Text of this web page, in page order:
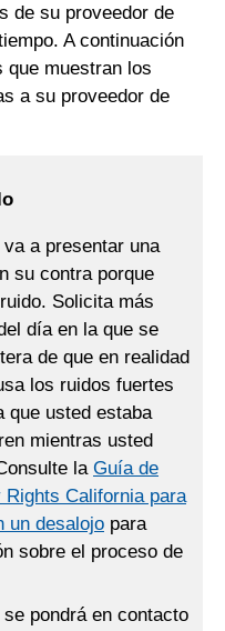
de su proveedor de
A continuación
que muestran los
a su proveedor de
a presentar una
su contra porque
Solicita más
día en la que se
de que en realidad
los ruidos fuertes
que usted estaba
mientras usted
la Guía de
California para
un desalojo para
sobre el proceso de
pondrá en contacto